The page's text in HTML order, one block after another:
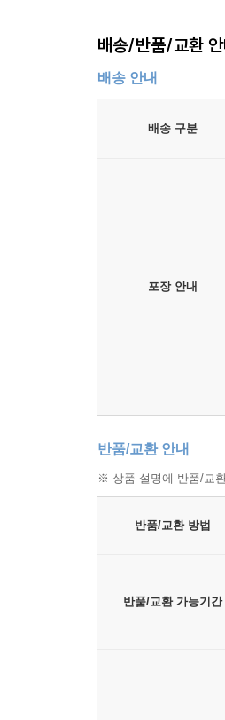
배송/반품/교환 안
배송 안내
배송 구분
포장 안내
반품/교환 안내
※ 상품 설명에 반품/교
반품/교환 방법
반품/교환 가능기간